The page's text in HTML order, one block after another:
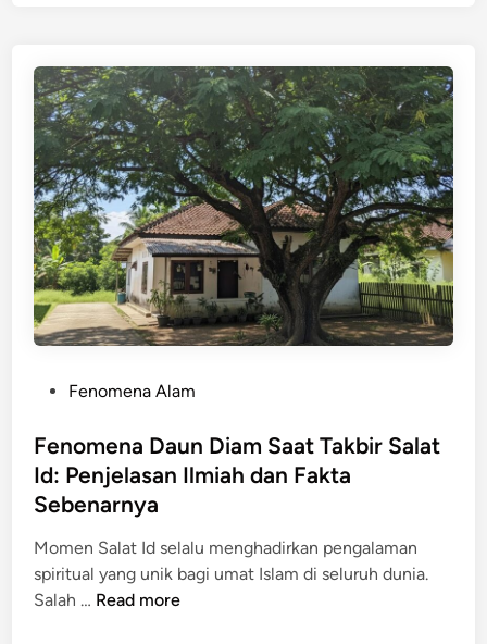
a
i
n
s
y
a
n
g
M
e
n
e
a
s
k
n
M
e
s
t
e
i
n
Fenomena Alam
Fenomena Daun Diam Saat Takbir Salat
Id: Penjelasan Ilmiah dan Fakta
Sebenarnya
Momen Salat Id selalu menghadirkan pengalaman
spiritual yang unik bagi umat Islam di seluruh dunia.
Salah … F
Read more